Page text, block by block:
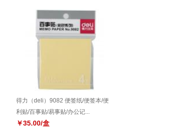
得力（deli）9082 便签纸/便签本/便
利贴/百事贴/易事贴/办公记...
￥35.00/盒